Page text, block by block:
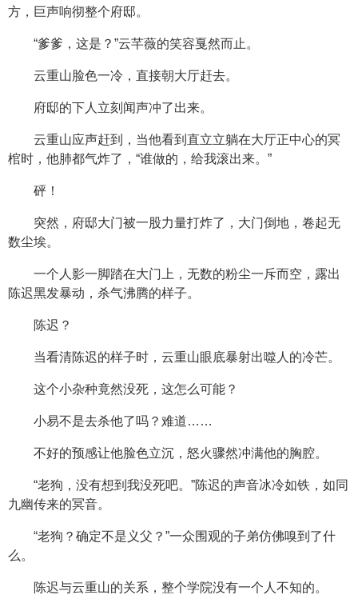
方，巨声响彻整个府邸。
“爹爹，这是？”云芊薇的笑容戛然而止。
云重山脸色一冷，直接朝大厅赶去。
府邸的下人立刻闻声冲了出来。
云重山应声赶到，当他看到直立立躺在大厅正中心的冥
棺时，他肺都气炸了，“谁做的，给我滚出来。”
砰！
突然，府邸大门被一股力量打炸了，大门倒地，卷起无
数尘埃。
一个人影一脚踏在大门上，无数的粉尘一斥而空，露出
陈迟黑发暴动，杀气沸腾的样子。
陈迟？
当看清陈迟的样子时，云重山眼底暴射出噬人的冷芒。
这个小杂种竟然没死，这怎么可能？
小易不是去杀他了吗？难道……
不好的预感让他脸色立沉，怒火骤然冲满他的胸腔。
“老狗，没有想到我没死吧。”陈迟的声音冰冷如铁，如同
九幽传来的冥音。
“老狗？确定不是义父？”一众围观的子弟仿佛嗅到了什
么。
陈迟与云重山的关系，整个学院没有一个人不知的。